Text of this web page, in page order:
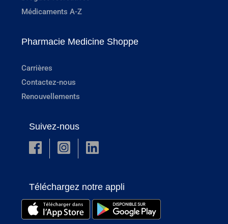
Médicaments A-Z
Pharmacie Medicine Shoppe
Carrières
Contactez-nous
Renouvellements
Suivez-nous
Téléchargez notre appli